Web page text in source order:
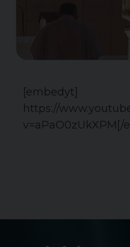
[embedyt]
https://
v=aPaO0zUkXPM[/